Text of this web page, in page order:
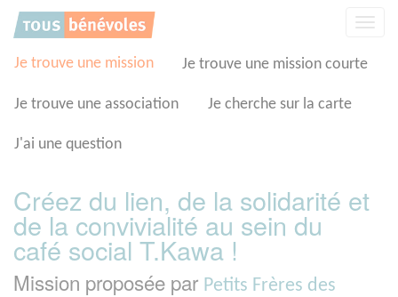
Je trouve une mission Je trouve une mission courte
Je trouve une association Je cherche sur la carte
J'ai une question
Créez du lien, de la solidarité et
de la convivialité au sein du
café social T.Kawa !
Mission proposée par Petits Frères des
Panneau de gestion des cookies